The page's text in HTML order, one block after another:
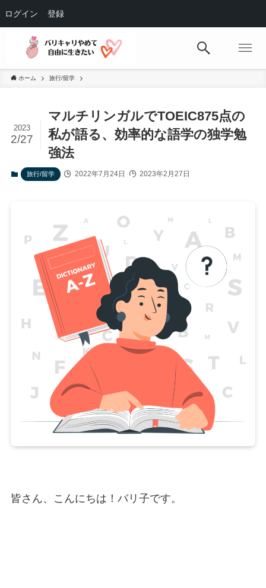
ログイン 登録
ホーム 旅行/留学
マルチリンガルでTOEIC875点の
私が語る、効率的な語学の独学勉
強法
2023
2/27
旅行/留学 2022年7月24日 2023年2月27日
皆さん、こんにちは！バリ子です。